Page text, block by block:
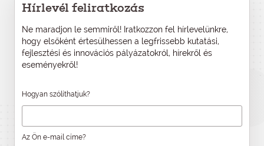
Hírlevél feliratkozás
Ne maradjon le semmiről! Iratkozzon fel hírlevelünkre,
hogy elsőként értesülhessen a legfrissebb kutatási,
fejlesztési és innovációs pályázatokról, hírekről és
eseményekről!
Hogyan szólíthatjuk?
Az Ön e-mail címe?